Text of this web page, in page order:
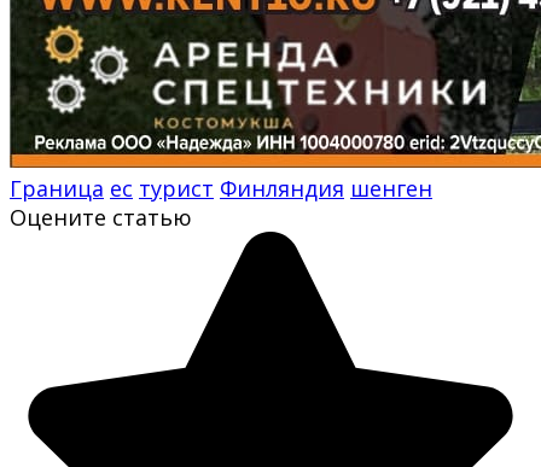
Граница ес турист Финляндия шенген
Оцените статью